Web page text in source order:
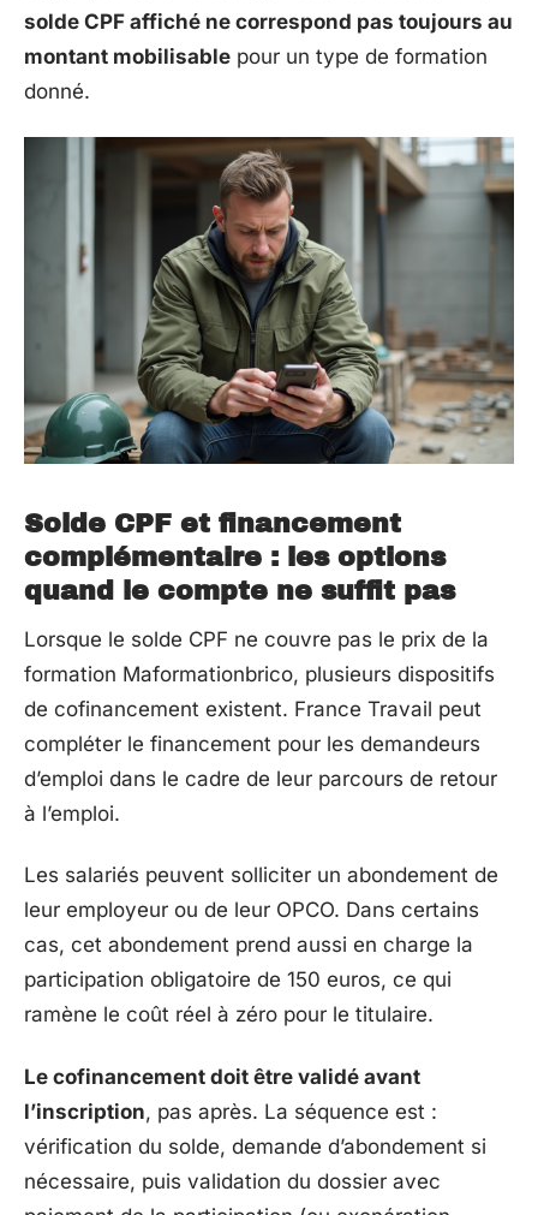
solde CPF affiché ne correspond pas toujours au
montant mobilisable pour un type de formation
donné.
Solde CPF et financement
complémentaire : les options
quand le compte ne suffit pas
Lorsque le solde CPF ne couvre pas le prix de la
formation Maformationbrico, plusieurs dispositifs
de cofinancement existent. France Travail peut
compléter le financement pour les demandeurs
d’emploi dans le cadre de leur parcours de retour
à l’emploi.
Les salariés peuvent solliciter un abondement de
leur employeur ou de leur OPCO. Dans certains
cas, cet abondement prend aussi en charge la
participation obligatoire de 150 euros, ce qui
ramène le coût réel à zéro pour le titulaire.
Le cofinancement doit être validé avant
l’inscription, pas après. La séquence est :
vérification du solde, demande d’abondement si
nécessaire, puis validation du dossier avec